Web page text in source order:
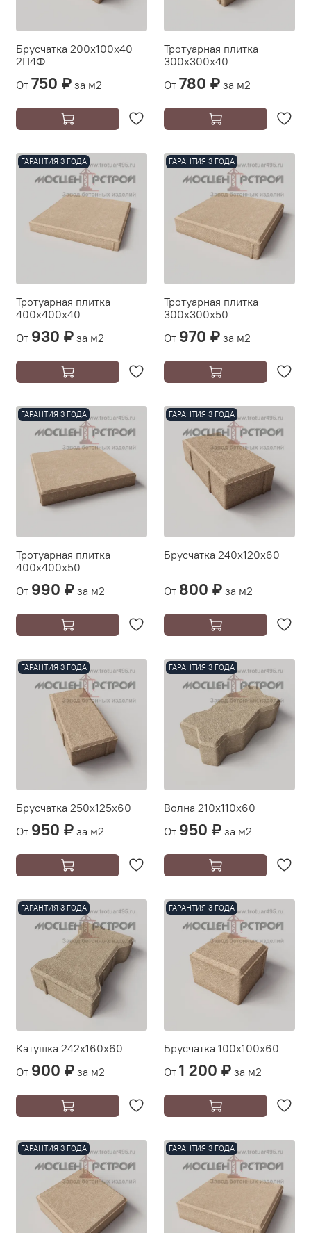
Брусчатка 200х100х40
2П4Ф
От 750 ₽ за м2
Тротуарная плитка
300х300х40
От 780 ₽ за м2
ГАРАНТИЯ 3 ГОДА
Тротуарная плитка
400х400х40
От 930 ₽ за м2
ГАРАНТИЯ 3 ГОДА
Тротуарная плитка
300х300х50
От 970 ₽ за м2
ГАРАНТИЯ 3 ГОДА
Тротуарная плитка
400х400х50
От 990 ₽ за м2
ГАРАНТИЯ 3 ГОДА
Брусчатка 240х120х60
От 800 ₽ за м2
ГАРАНТИЯ 3 ГОДА
Брусчатка 250х125х60
От 950 ₽ за м2
ГАРАНТИЯ 3 ГОДА
Волна 210х110х60
От 950 ₽ за м2
ГАРАНТИЯ 3 ГОДА
Катушка 242х160х60
От 900 ₽ за м2
ГАРАНТИЯ 3 ГОДА
Брусчатка 100х100х60
От 1 200 ₽ за м2
ГАРАНТИЯ 3 ГОДА ГАРАНТИЯ 3 ГОДА